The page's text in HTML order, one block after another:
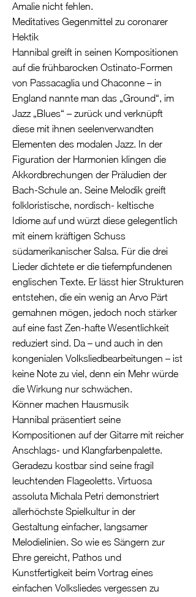
Amalie nicht fehlen.
Meditatives Gegenmittel zu coronarer
Hektik
Hannibal greift in seinen Kompositionen
auf die frühbarocken Ostinato-Formen
von Passacaglia und Chaconne – in
England nannte man das „Ground“, im
Jazz „Blues“ – zurück und verknüpft
diese mit ihnen seelenverwandten
Elementen des modalen Jazz. In der
Figuration der Harmonien klingen die
Akkordbrechungen der Präludien der
Bach-Schule an. Seine Melodik greift
folkloristische, nordisch- keltische
Idiome auf und würzt diese gelegentlich
mit einem kräftigen Schuss
südamerikanischer Salsa. Für die drei
Lieder dichtete er die tiefempfundenen
englischen Texte. Er lässt hier Strukturen
entstehen, die ein wenig an Arvo Pärt
gemahnen mögen, jedoch noch stärker
auf eine fast Zen-hafte Wesentlichkeit
reduziert sind. Da – und auch in den
kongenialen Volksliedbearbeitungen – ist
keine Note zu viel, denn ein Mehr würde
die Wirkung nur schwächen.
Könner machen Hausmusik
Hannibal präsentiert seine
Kompositionen auf der Gitarre mit reicher
Anschlags- und Klangfarbenpalette.
Geradezu kostbar sind seine fragil
leuchtenden Flageoletts. Virtuosa
assoluta Michala Petri demonstriert
allerhöchste Spielkultur in der
Gestaltung einfacher, langsamer
Melodielinien. So wie es Sängern zur
Ehre gereicht, Pathos und
Kunstfertigkeit beim Vortrag eines
einfachen Volksliedes vergessen zu